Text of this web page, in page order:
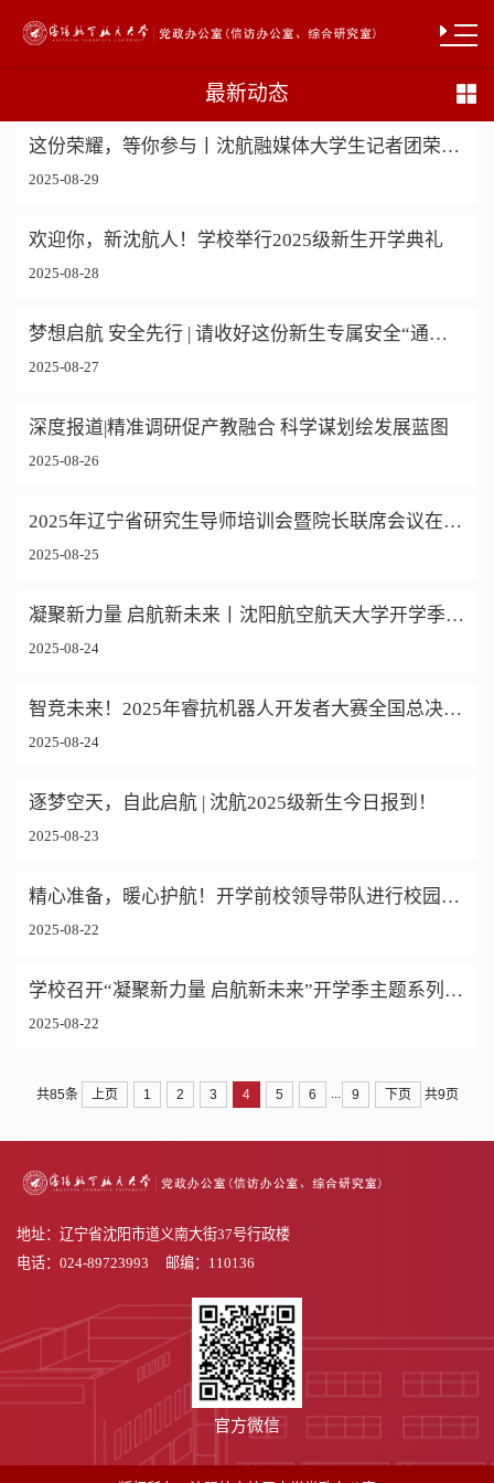
最新动态
这份荣耀，等你参与丨沈航融媒体大学生记者团荣获国家级荣誉！
2025-08-29
欢迎你，新沈航人！学校举行2025级新生开学典礼
2025-08-28
梦想启航 安全先行 | 请收好这份新生专属安全“通关卡”
2025-08-27
深度报道|精准调研促产教融合 科学谋划绘发展蓝图
2025-08-26
2025年辽宁省研究生导师培训会暨院长联席会议在沈航召开
2025-08-25
凝聚新力量 启航新未来丨沈阳航空航天大学开学季主题系列教育方案速览
2025-08-24
智竞未来！2025年睿抗机器人开发者大赛全国总决赛在沈航圆满落幕
2025-08-24
逐梦空天，自此启航 | 沈航2025级新生今日报到！
2025-08-23
精心准备，暖心护航！开学前校领导带队进行校园检查
2025-08-22
学校召开“凝聚新力量 启航新未来”开学季主题系列活动工作协调会议
2025-08-22
共85条 上页 1 2 3 4 5 6 ... 9 下页 共9页
地址：辽宁省沈阳市道义南大街37号行政楼
电话：024-89723993 邮编：110136
官方微信